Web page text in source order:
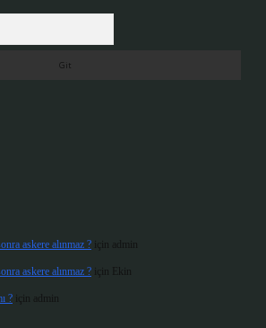
askere alınmaz ? için admin
askere alınmaz ? için Ekin
? için admin